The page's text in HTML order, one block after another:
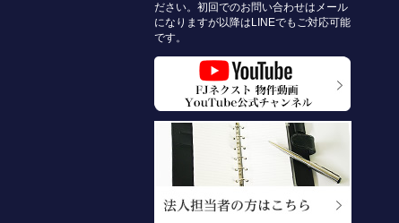
ださい。初回でのお問い合わせはメール
になりますが以降はLINEでもご対応可能
です。